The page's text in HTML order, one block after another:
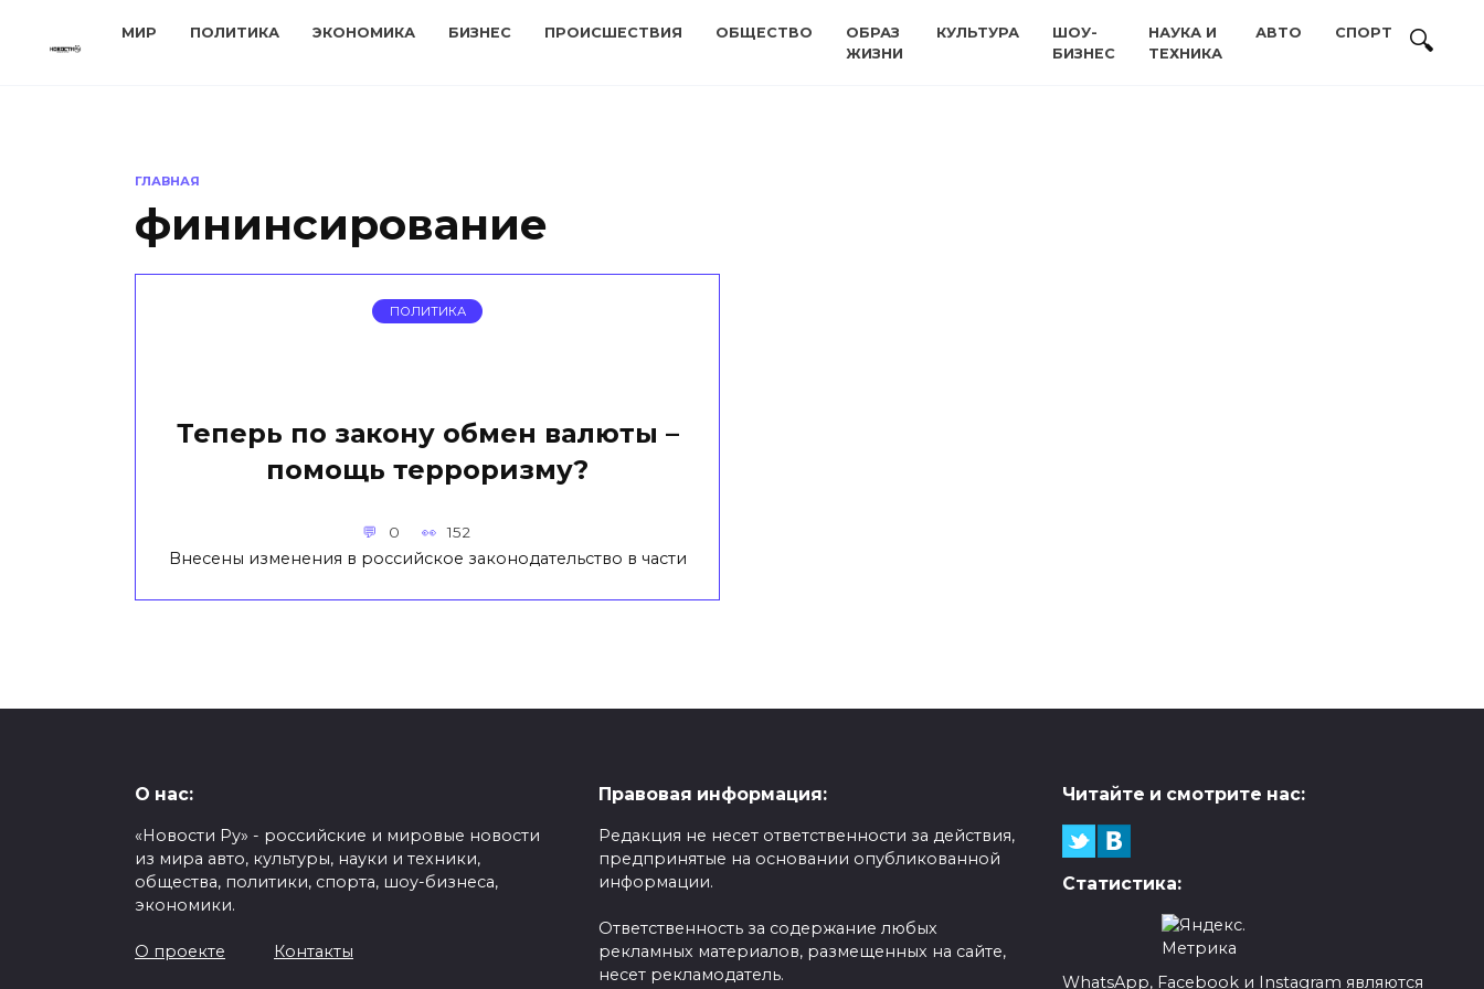
МИР ПОЛИТИКА ЭКОНОМИКА БИЗНЕС ПРОИСШЕСТВИЯ ОБЩЕСТВО
ОБРАЗ
ЖИЗНИ
КУЛЬТУРА
ШОУ-
БИЗНЕС
НАУКА И
ТЕХНИКА
АВТО СПОРТ
ГЛАВНАЯ
фининсирование
ПОЛИТИКА
Теперь по закону обмен валюты –
помощь терроризму?
0 152
Внесены изменения в российское законодательство в части
О нас:
«Новости Ру» - российские и мировые новости
из мира авто, культуры, науки и техники,
общества, политики, спорта, шоу-бизнеса,
экономики.
О проекте Контакты
Правовая информация:
Редакция не несет ответственности за действия,
предпринятые на основании опубликованной
информации.
Ответственность за содержание любых
рекламных материалов, размещенных на сайте,
несет рекламодатель.
Читайте и смотрите нас:
Статистика:
WhatsApp, Facebook и Instagram являются